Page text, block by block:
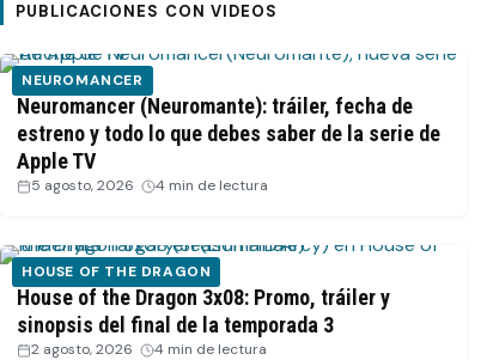
PUBLICACIONES CON VIDEOS
NEUROMANCER
Neuromancer (Neuromante): tráiler, fecha de
estreno y todo lo que debes saber de la serie de
Apple TV
5 agosto, 2026 4 min de lectura
HOUSE OF THE DRAGON
House of the Dragon 3x08: Promo, tráiler y
sinopsis del final de la temporada 3
2 agosto, 2026 4 min de lectura